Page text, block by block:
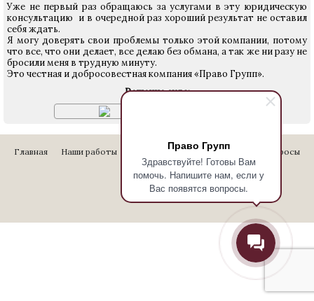
Право Групп
Здравствуйте! Готовы Вам
помочь. Напишите нам, если у
Вас появятся вопросы.
Уже не первый раз обращаюсь за услугами в эту юридическую
консультацию и в очередной раз хороший результат не оставил
себя ждать.
Я могу доверять свои проблемы только этой компании, потому
что все, что они делает, все делаю без обмана, а так же ни разу не
бросили меня в трудную минуту.
Это честная и добросовестная компания «Право Групп».
Решение суда:
Главная Наши работы Стоимость услуг Отзывы
Вопросы
Контакты